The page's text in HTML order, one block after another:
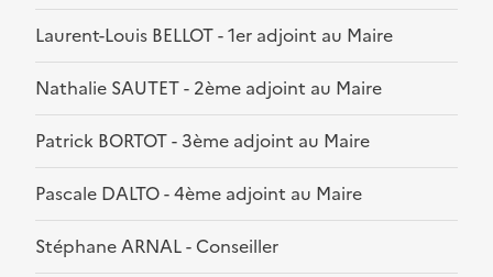
Laurent-Louis BELLOT - 1er adjoint au Maire
Nathalie SAUTET - 2ème adjoint au Maire
Patrick BORTOT - 3ème adjoint au Maire
Pascale DALTO - 4ème adjoint au Maire
Stéphane ARNAL - Conseiller